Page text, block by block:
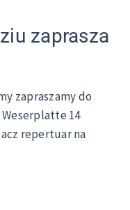
zaprasza
zapraszamy do
14
repertuar na